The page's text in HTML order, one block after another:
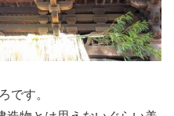
です。